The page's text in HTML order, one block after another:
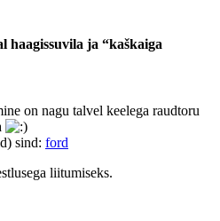
haagissuvila ja “kaškaiga
on nagu talvel keelega raudtoru
sind: ford
liitumiseks.